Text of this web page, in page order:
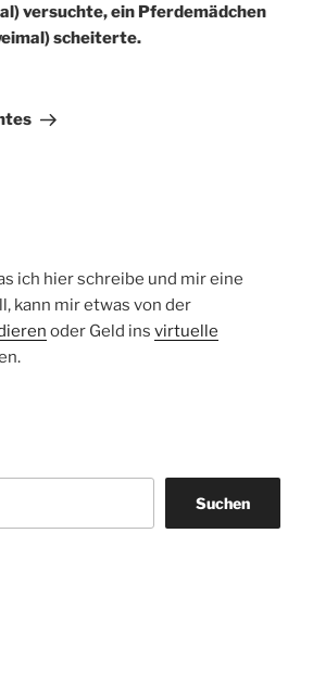
versuchte, ein Pferdemädchen
scheiterte.
ich hier schreibe und mir eine
kann mir etwas von der
oder Geld ins virtuelle
Suchen